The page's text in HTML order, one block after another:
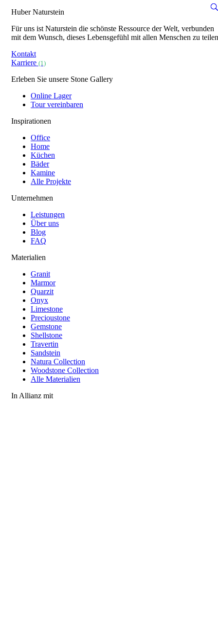
Huber Naturstein
Für uns ist Naturstein die schönste Ressource der Welt, verbunden
mit dem Wunsch, dieses Lebensgefühl mit allen Menschen zu
Kontakt
Karriere (1)
Erleben Sie unsere Stone Gallery
Online Lager
Tour vereinbaren
Inspirationen
Office
Home
Küchen
Bäder
Kamine
Alle Projekte
Unternehmen
Leistungen
Über uns
Blog
FAQ
Materialien
Granit
Marmor
Quarzit
Onyx
Limestone
Precioustone
Gemstone
Shellstone
Travertin
Sandstein
Natura Collection
Woodstone Collection
Alle Materialien
In Allianz mit